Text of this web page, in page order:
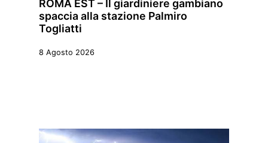
ROMA EST – Il giardiniere gambiano
spaccia alla stazione Palmiro
Togliatti
8 Agosto 2026